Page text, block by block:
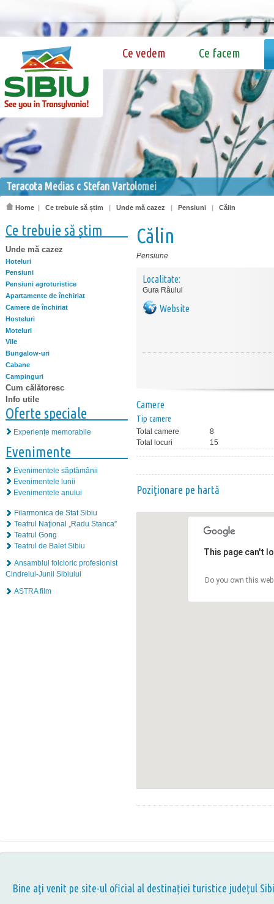
Ce vedem Ce facem
Teracota Medias c Stefan Vartolomei
Home | Ce trebuie să știm | Unde mă cazez | Pensiuni | Călin
Ce trebuie să știm
Unde mă cazez
Hoteluri
Pensiuni
Pensiuni agroturistice
Apartamente de închiriat
Camere de închiriat
Hosteluri
Moteluri
Vile
Bungalow-uri
Cabane
Campinguri
Cum călătoresc
Info utile
Oferte speciale
Experiențe memorabile
Evenimente
Evenimentele săptămânii
Evenimentele lunii
Evenimentele anului
Filarmonica de Stat Sibiu
Teatrul Naţional „Radu Stanca”
Teatrul Gong
Teatrul de Balet Sibiu
Ansamblul folcloric profesionist
Cindrelul-Junii Sibiului
ASTRA film
Călin
Pensiune
Localitate:
Gura Râului
Website
Camere
Tip camere
Total camere
8
Total locuri
15
Poziţionare pe hartă
This page can't
Do you own this
Bine aţi venit pe site-ul oficial al destinației turistice județul